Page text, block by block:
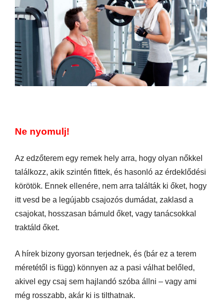
Ne nyomulj!
Az edzőterem egy remek hely arra, hogy olyan nőkkel
találkozz, akik szintén fittek, és hasonló az érdeklődési
körötök. Ennek ellenére, nem arra találták ki őket, hogy
itt vesd be a legújabb csajozós dumádat, zaklasd a
csajokat, hosszasan bámuld őket, vagy tanácsokkal
traktáld őket.
A hírek bizony gyorsan terjednek, és (bár ez a terem
méretétől is függ) könnyen az a pasi válhat belőled,
akivel egy csaj sem hajlandó szóba állni – vagy ami
még rosszabb, akár ki is tilthatnak.